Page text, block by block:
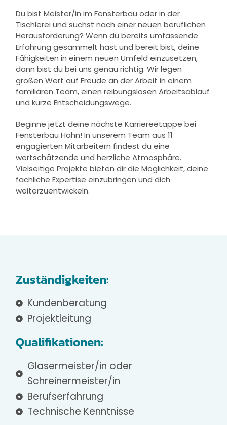
Du bist Meister/in im Fensterbau oder in der
Tischlerei und suchst nach einer neuen beruflichen
Herausforderung? Wenn du bereits umfassende
Erfahrung gesammelt hast und bereit bist, deine
Fähigkeiten in einem neuen Umfeld einzusetzen,
dann bist du bei uns genau richtig. Wir legen
großen Wert auf Freude an der Arbeit in einem
familiären Team, einen reibungslosen Arbeitsablauf
und kurze Entscheidungswege.
Beginne jetzt deine nächste Karriereetappe bei
Fensterbau Hahn! In unserem Team aus 11
engagierten Mitarbeitern findest du eine
wertschätzende und herzliche Atmosphäre.
Vielseitige Projekte bieten dir die Möglichkeit, deine
fachliche Expertise einzubringen und dich
weiterzuentwickeln.
Zuständigkeiten:
Kundenberatung
Projektleitung
Qualifikationen:
Glasermeister/in oder
Schreinermeister/in
Berufserfahrung
Technische Kenntnisse